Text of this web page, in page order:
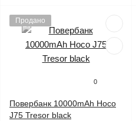
Продано
0
Повербанк 10000mAh Hoco
J75 Tresor black